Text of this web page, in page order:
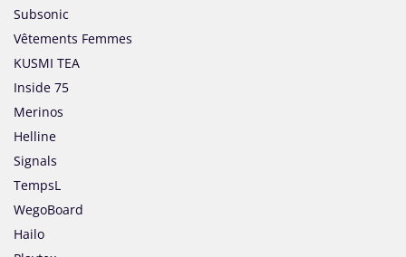
Subsonic
Vêtements Femmes
KUSMI TEA
Inside 75
Merinos
Helline
Signals
TempsL
WegoBoard
Hailo